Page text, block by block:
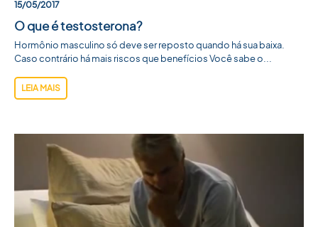
15/05/2017
O que é testosterona?
Hormônio masculino só deve ser reposto quando há sua baixa.
Caso contrário há mais riscos que benefícios Você sabe o...
LEIA MAIS